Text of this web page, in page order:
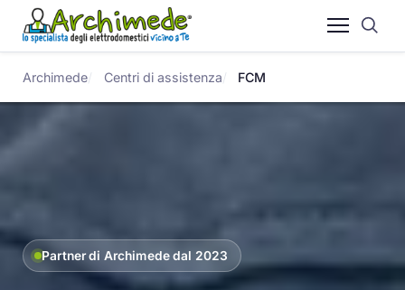
Archimede Centri di assistenza FCM
Partner di Archimede dal 2023